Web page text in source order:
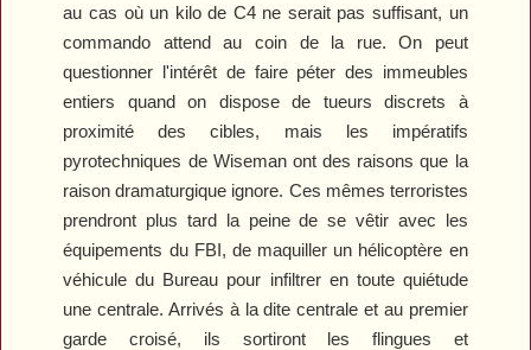
au cas où un kilo de C4 ne serait pas suffisant, un
commando attend au coin de la rue. On peut
questionner l'intérêt de faire péter des immeubles
entiers quand on dispose de tueurs discrets à
proximité des cibles, mais les impératifs
pyrotechniques de Wiseman ont des raisons que la
raison dramaturgique ignore. Ces mêmes terroristes
prendront plus tard la peine de se vêtir avec les
équipements du FBI, de maquiller un hélicoptère en
véhicule du Bureau pour infiltrer en toute quiétude
une centrale. Arrivés à la dite centrale et au premier
garde croisé, ils sortiront les flingues et